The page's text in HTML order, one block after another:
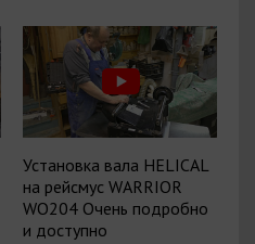
Установка вала HELICAL
на рейсмус WARRIOR
WO204 Очень подробно
и доступно